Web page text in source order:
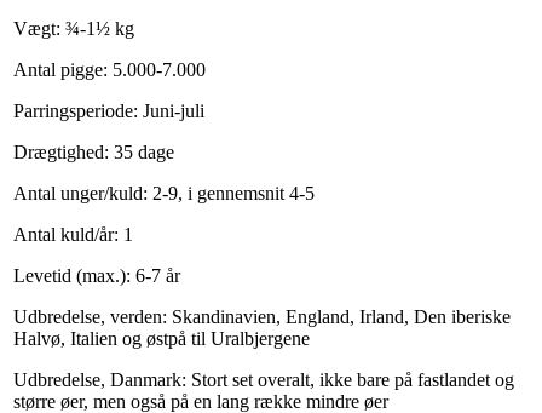
Vægt: ¾-1½ kg
Antal pigge: 5.000-7.000
Parringsperiode: Juni-juli
Drægtighed: 35 dage
Antal unger/kuld: 2-9, i gennemsnit 4-5
Antal kuld/år: 1
Levetid (max.): 6-7 år
Udbredelse, verden: Skandinavien, England, Irland, Den iberiske
Halvø, Italien og østpå til Uralbjergene
Udbredelse, Danmark: Stort set overalt, ikke bare på fastlandet og
større øer, men også på en lang række mindre øer